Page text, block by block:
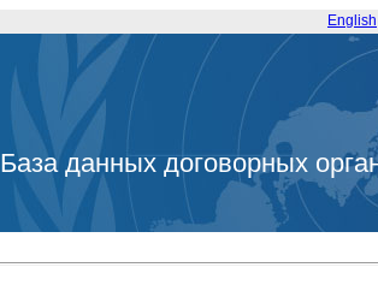
English
База данных договорных